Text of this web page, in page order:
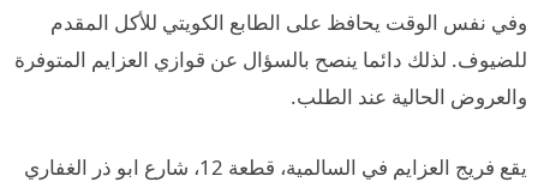
وفي نفس الوقت يحافظ على الطابع الكويتي للأكل المقدم
للضيوف. لذلك دائما ينصح بالسؤال عن قوازي العزايم المتوفرة
والعروض الحالية عند الطلب.
يقع فريج العزايم في السالمية، قطعة 12، شارع ابو ذر الغفاري